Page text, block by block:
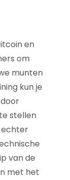
en
om
munten
kun je
stellen
echter
van de
met het